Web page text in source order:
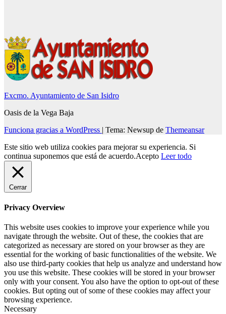
Excmo. Ayuntamiento de San Isidro
Oasis de la Vega Baja
Funciona gracias a WordPress | Tema: Newsup de Themeansar
Este sitio web utiliza cookies para mejorar su experiencia. Si
continua suponemos que está de acuerdo.Acepto Leer todo
Cerrar
Privacy Overview
This website uses cookies to improve your experience while you
navigate through the website. Out of these, the cookies that are
categorized as necessary are stored on your browser as they are
essential for the working of basic functionalities of the website. We
also use third-party cookies that help us analyze and understand how
you use this website. These cookies will be stored in your browser
only with your consent. You also have the option to opt-out of these
cookies. But opting out of some of these cookies may affect your
browsing experience.
Necessary